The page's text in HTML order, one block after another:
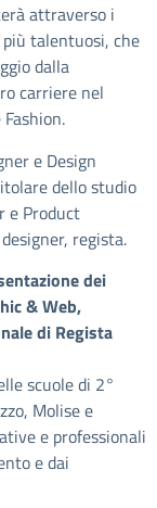
attraverso i
talentuosi, che
dalla
carriere nel
e Design
dello studio
e Product
regista.
dei
& Web,
di Regista
scuole di 2°
Molise e
e professionali
e dai